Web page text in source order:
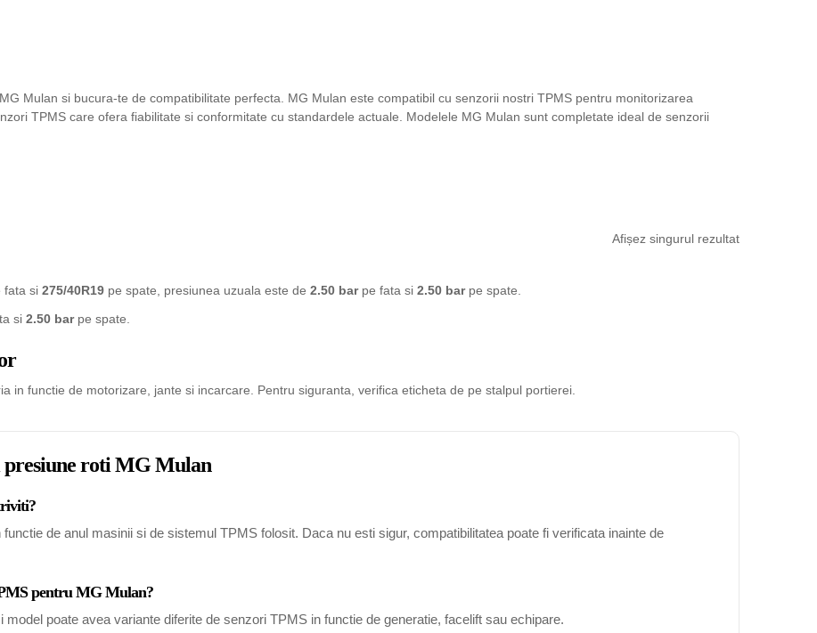
Mulan si bucura-te de compatibilitate perfecta. MG Mulan este compatibil cu senzorii nostri TPMS pentru monitorizarea
TPMS care ofera fiabilitate si conformitate cu standardele actuale. Modelele MG Mulan sunt completate ideal de senzorii
Afișez singurul rezultat
fata si 275/40R19 pe spate, presiunea uzuala este de 2.50 barpe fata si 2.50 barpe spate.
si 2.50 barpe spate.
in functie de motorizare, jante si incarcare. Pentru siguranta, verifica eticheta de pe stalpul portierei.
presiune roti MG Mulan
de anul masinii si de sistemul TPMS folosit. Daca nu esti sigur, compatibilitatea poate fi verificata inainte de
pentru MG Mulan?
poate avea variante diferite de senzori TPMS in functie de generatie, facelift sau echipare.